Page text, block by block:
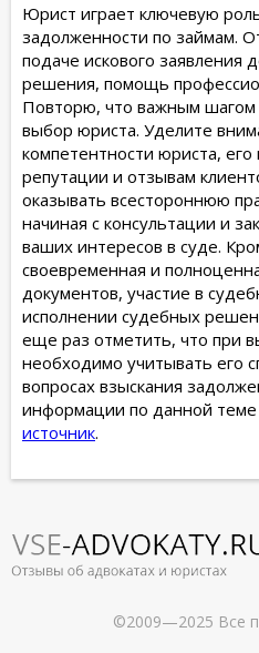
Юрист играет ключевую
задолженности по займам.
подаче искового заявления
решения, помощь
Повторю, что важным шагом
выбор юриста. Уделите
компетентности юриста,
репутации и отзывам
оказывать всестороннюю
начиная с консультации и
ваших интересов в суде.
своевременная и
документов, участие в
исполнении судебных
еще раз отметить, что при
необходимо учитывать его
вопросах взыскания
информации по данной
источник.
©2009—2025 Все